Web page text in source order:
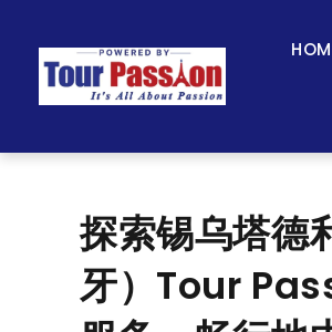
探索锡乌塔
牙）Tour